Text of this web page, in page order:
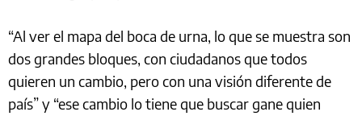
“Al ver el mapa del boca de urna, lo que se muestra son
dos grandes bloques, con ciudadanos que todos
quieren un cambio, pero con una visión diferente de
país” y “ese cambio lo tiene que buscar gane quien